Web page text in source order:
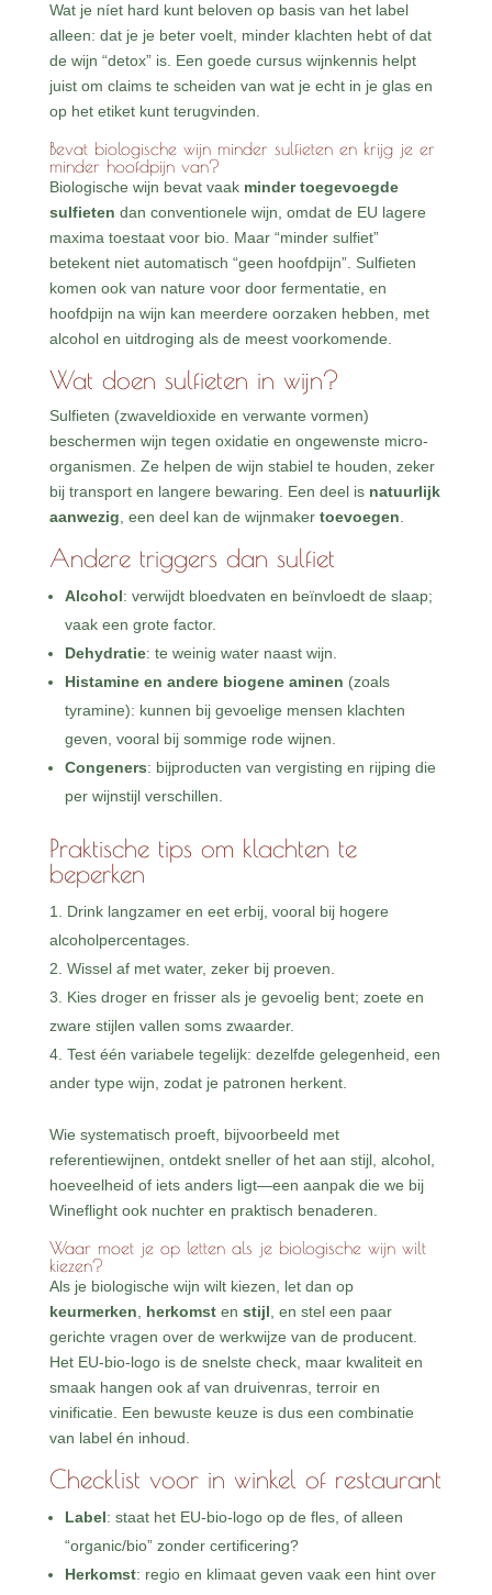
Wat je níet hard kunt beloven op basis van het label
alleen: dat je je beter voelt, minder klachten hebt of dat
de wijn “detox” is. Een goede cursus wijnkennis helpt
juist om claims te scheiden van wat je echt in je glas en
op het etiket kunt terugvinden.
Bevat biologische wijn minder sulfieten en krijg je er
minder hoofdpijn van?
Biologische wijn bevat vaak minder toegevoegde
sulfieten dan conventionele wijn, omdat de EU lagere
maxima toestaat voor bio. Maar “minder sulfiet”
betekent niet automatisch “geen hoofdpijn”. Sulfieten
komen ook van nature voor door fermentatie, en
hoofdpijn na wijn kan meerdere oorzaken hebben, met
alcohol en uitdroging als de meest voorkomende.
Wat doen sulfieten in wijn?
Sulfieten (zwaveldioxide en verwante vormen)
beschermen wijn tegen oxidatie en ongewenste micro-
organismen. Ze helpen de wijn stabiel te houden, zeker
bij transport en langere bewaring. Een deel is natuurlijk
aanwezig , een deel kan de wijnmaker toevoegen
Andere triggers dan sulfiet
Alcohol: verwijdt bloedvaten en beïnvloedt de slaap;
vaak een grote factor.
Dehydratie: te weinig water naast wijn.
Histamine en andere biogene aminen (zoals
tyramine): kunnen bij gevoelige mensen klachten
geven, vooral bij sommige rode wijnen.
Congeners: bijproducten van vergisting en rijping die
per wijnstijl verschillen.
Praktische tips om klachten te
beperken
Drink langzamer en eet erbij, vooral bij hogere
alcoholpercentages.
Wissel af met water, zeker bij proeven.
Kies droger en frisser als je gevoelig bent; zoete en
zware stijlen vallen soms zwaarder.
Test één variabele tegelijk: dezelfde gelegenheid, een
ander type wijn, zodat je patronen herkent.
Wie systematisch proeft, bijvoorbeeld met
referentiewijnen, ontdekt sneller of het aan stijl, alcohol,
hoeveelheid of iets anders ligt—een aanpak die we bij
Wineflight ook nuchter en praktisch benaderen.
Waar moet je op letten als je biologische wijn wilt
kiezen?
Als je biologische wijn wilt kiezen, let dan op
keurmerken
herkomsten stijl , en stel een paar
gerichte vragen over de werkwijze van de producent.
Het EU-bio-logo is de snelste check, maar kwaliteit en
smaak hangen ook af van druivenras, terroir en
vinificatie. Een bewuste keuze is dus een combinatie
van label én inhoud.
Checklist voor in winkel of restaurant
Label: staat het EU-bio-logo op de fles, of alleen
“organic/bio” zonder certificering?
Herkomst: regio en klimaat geven vaak een hint over